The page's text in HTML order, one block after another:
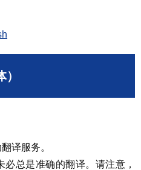
译服务。
总是准确的翻译。请注意，